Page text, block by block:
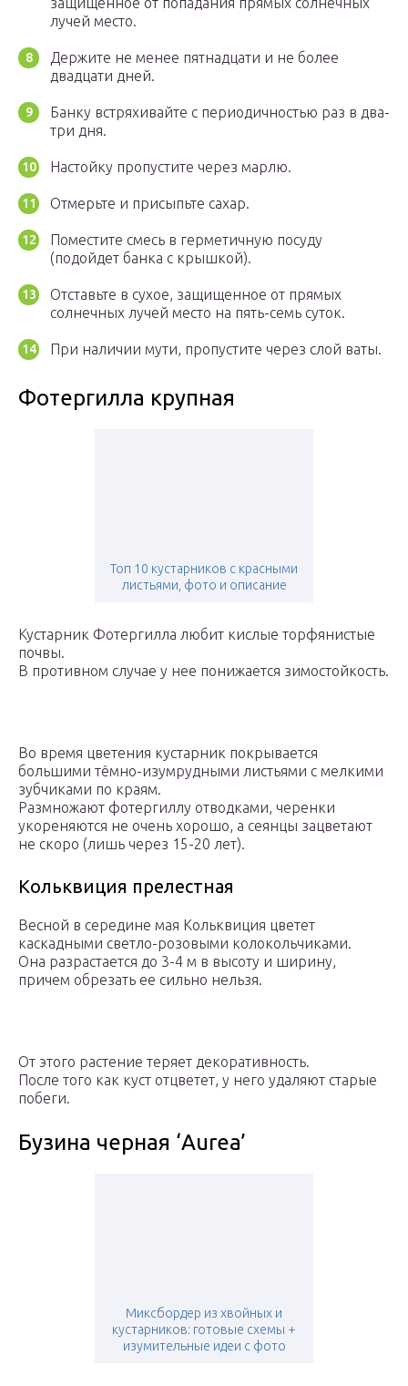
лучей место.
Держите не менее пятнадцати и не более
двадцати дней.
Банку встряхивайте с периодичностью раз в два-
три дня.
Настойку пропустите через марлю.
Отмерьте и присыпьте сахар.
Поместите смесь в герметичную посуду
(подойдет банка с крышкой).
Отставьте в сухое, защищенное от прямых
солнечных лучей место на пять-семь суток.
При наличии мути, пропустите через слой ваты.
Фотергилла крупная
Топ 10 кустарников с красными
листьями, фото и описание
Кустарник Фотергилла любит кислые торфянистые
почвы.
В противном случае у нее понижается зимостойкость.
Во время цветения кустарник покрывается
большими тёмно-изумрудными листьями с мелкими
зубчиками по краям.
Размножают фотергиллу отводками, черенки
укореняются не очень хорошо, а сеянцы зацветают
не скоро (лишь через 15-20 лет).
Кольквиция прелестная
Весной в середине мая Кольквиция цветет
каскадными светло-розовыми колокольчиками.
Она разрастается до 3-4 м в высоту и ширину,
причем обрезать ее сильно нельзя.
От этого растение теряет декоративность.
После того как куст отцветет, у него удаляют старые
побеги.
Бузина черная ‘Aurea’
Миксбордер из хвойных и
кустарников: готовые схемы +
изумительные идеи с фото